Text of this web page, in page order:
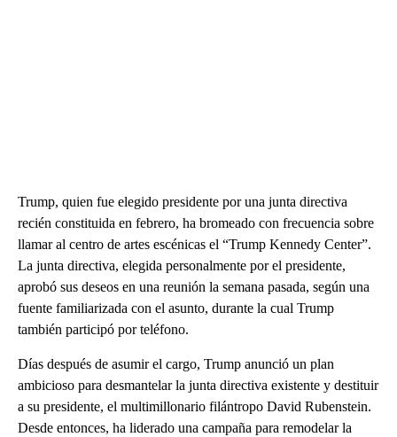
Trump, quien fue elegido presidente por una junta directiva
recién constituida en febrero, ha bromeado con frecuencia sobre
llamar al centro de artes escénicas el “Trump Kennedy Center”.
La junta directiva, elegida personalmente por el presidente,
aprobó sus deseos en una reunión la semana pasada, según una
fuente familiarizada con el asunto, durante la cual Trump
también participó por teléfono.
Días después de asumir el cargo, Trump anunció un plan
ambicioso para desmantelar la junta directiva existente y destituir
a su presidente, el multimillonario filántropo David Rubenstein.
Desde entonces, ha liderado una campaña para remodelar la